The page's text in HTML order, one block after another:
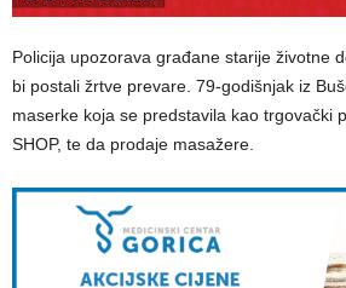
Policija upozorava građane starije životne
bi postali žrtve prevare. 79-godišnjak iz
maserke koja se predstavila kao trgovački
SHOP, te da prodaje masažere.